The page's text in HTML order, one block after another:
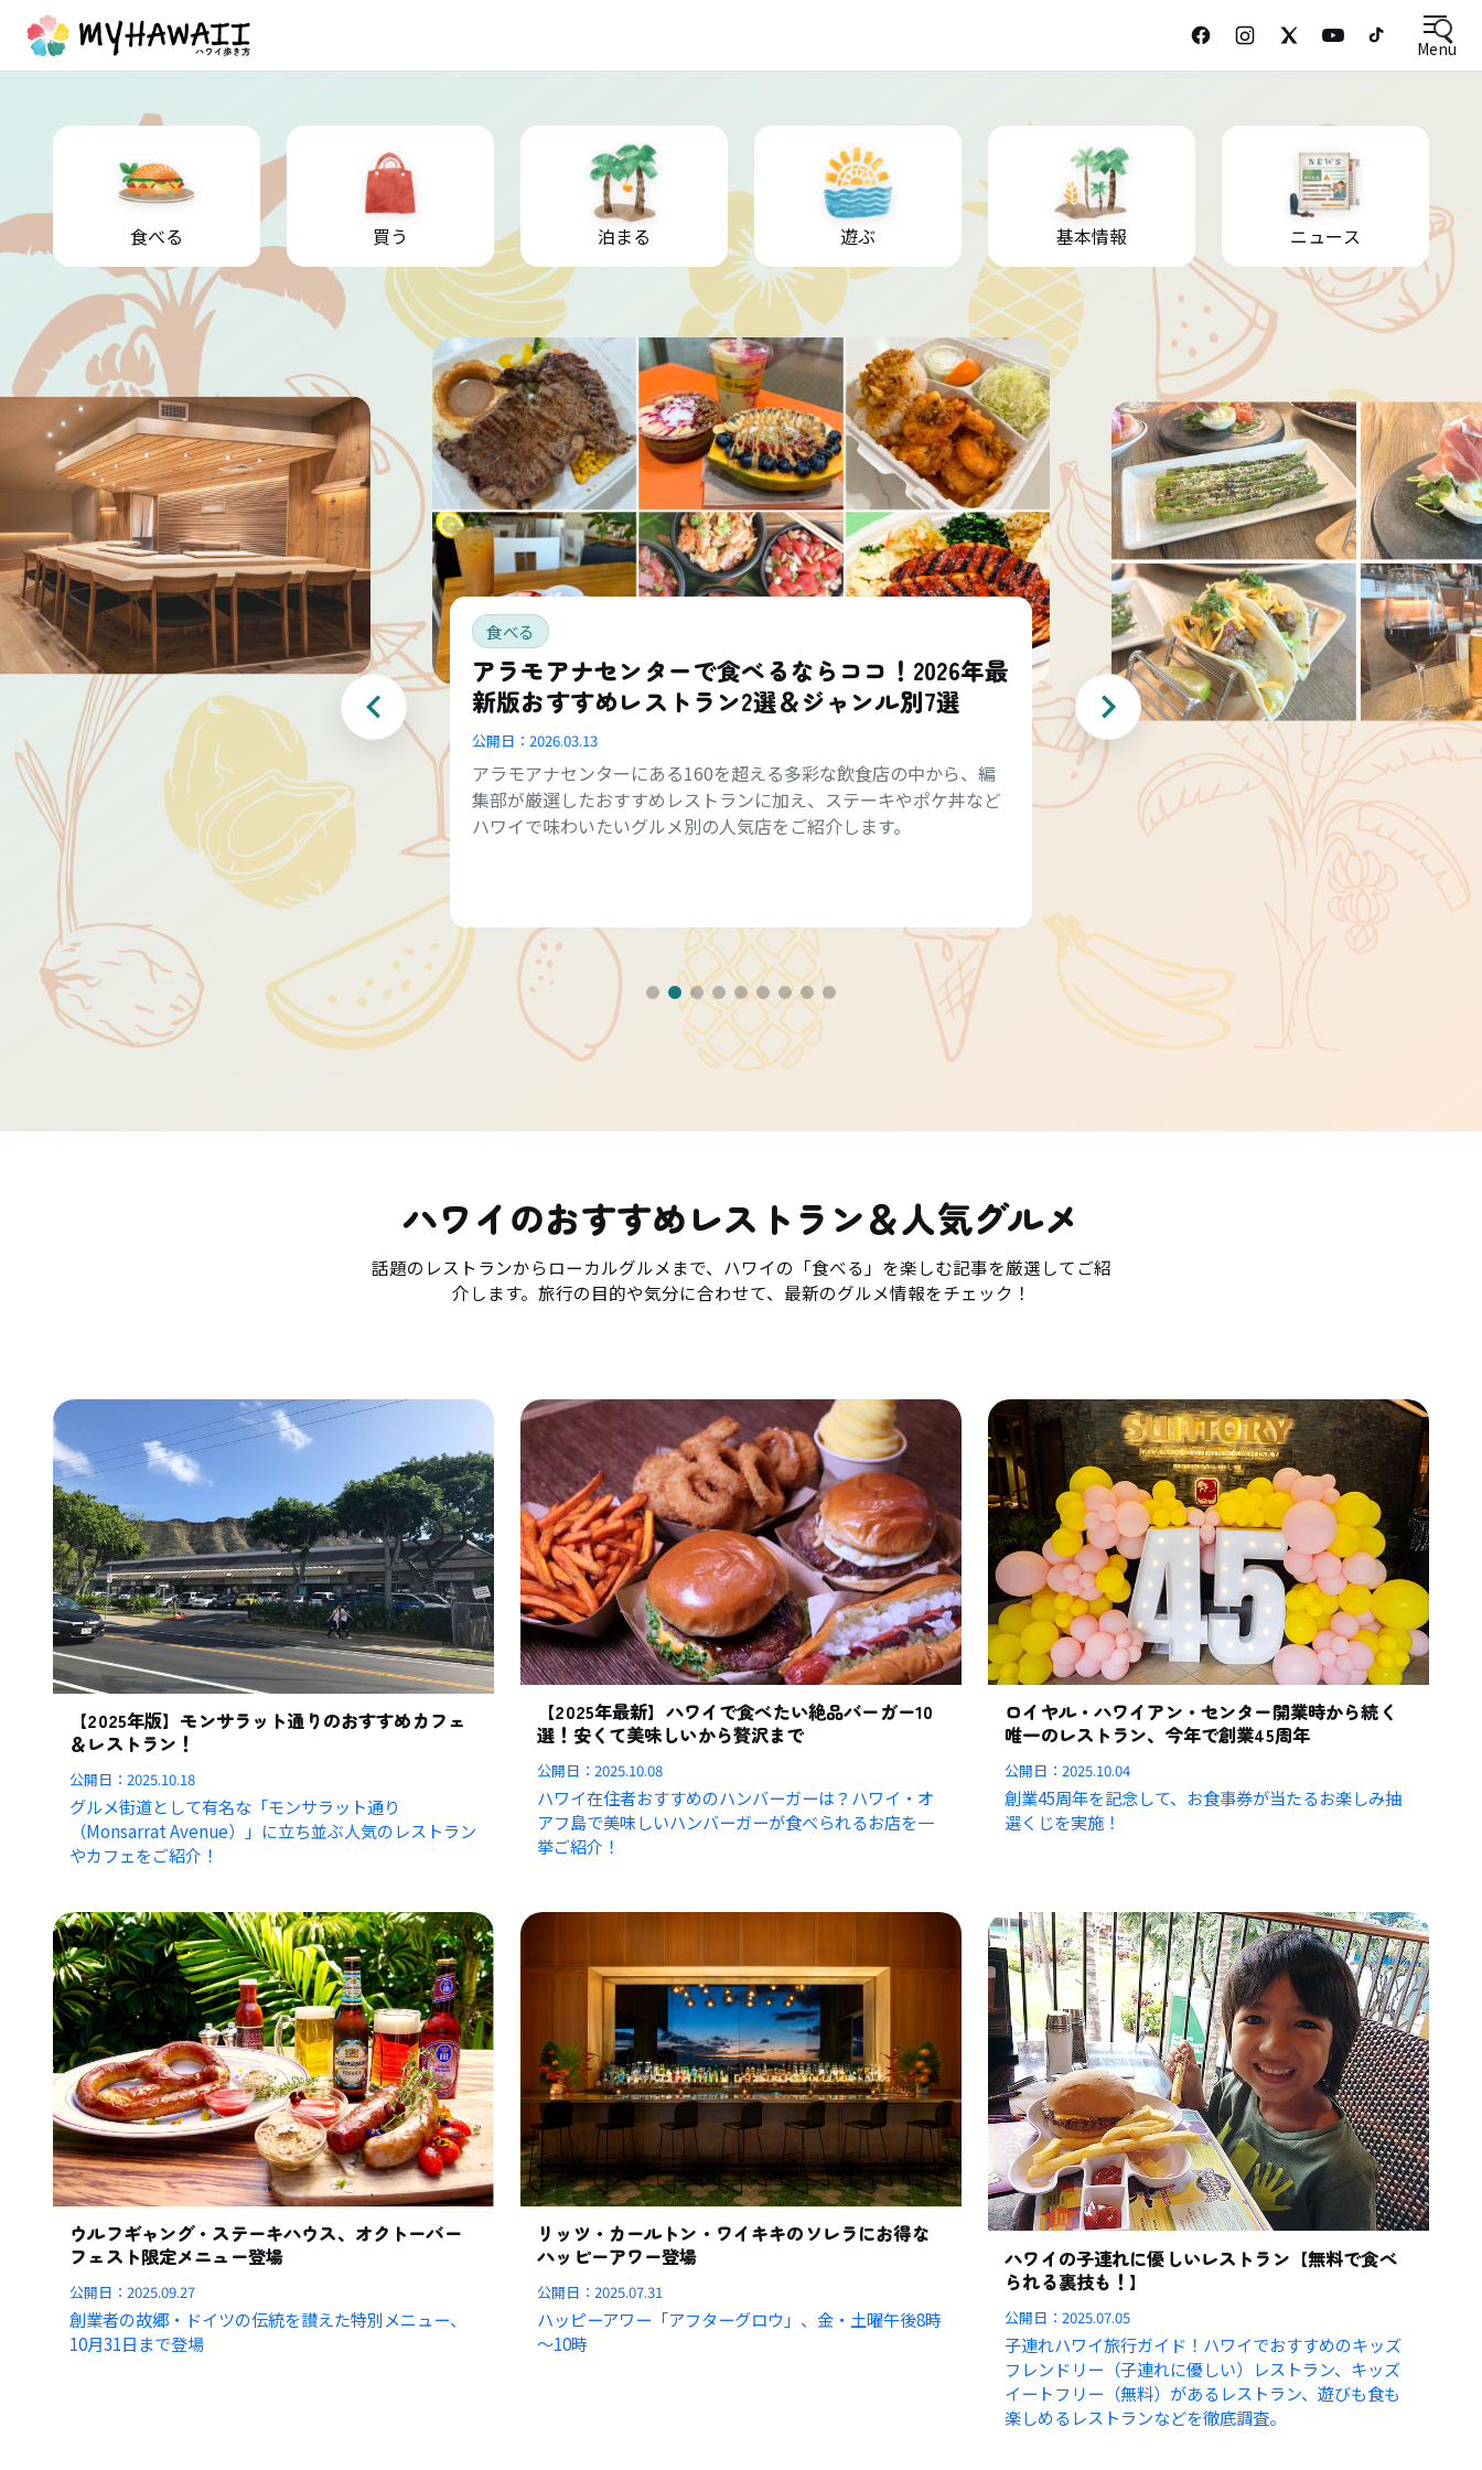
Menu
食べる 買う 泊まる 遊ぶ 基本情報 ニュース
食べる
アラモアナセンターで食べるならココ！2026年最
新版おすすめレストラン2選＆ジャンル別7選
公開日： 2026.03.13
アラモアナセンターにある160を超える多彩な飲食店の中から、編
集部が厳選したおすすめレストランに加え、ステーキやポケ丼など
ハワイで味わいたいグルメ別の人気店をご紹介します。
ハワイのおすすめレストラン＆人気グルメ
話題のレストランからローカルグルメまで、ハワイの「食べる」を楽しむ記事を厳選してご紹
介します。旅行の目的や気分に合わせて、最新のグルメ情報をチェック！
【2025年版】モンサラット通りのおすすめカフェ
＆レストラン！
公開日：2025.10.18
グルメ街道として有名な「モンサラット通り
（Monsarrat Avenue）」に立ち並ぶ人気のレストラン
やカフェをご紹介！
【2025年最新】ハワイで食べたい絶品バーガー10
選！安くて美味しいから贅沢まで
公開日：2025.10.08
ハワイ在住者おすすめのハンバーガーは？ハワイ・オ
アフ島で美味しいハンバーガーが食べられるお店を一
挙ご紹介！
ロイヤル・ハワイアン・センター開業時から続く
唯一のレストラン、今年で創業45周年
公開日：2025.10.04
創業45周年を記念して、お食事券が当たるお楽しみ抽
選くじを実施！
ウルフギャング・ステーキハウス、オクトーバー
フェスト限定メニュー登場
公開日：2025.09.27
創業者の故郷・ドイツの伝統を讃えた特別メニュー、
10月31日まで登場
リッツ・カールトン・ワイキキのソレラにお得な
ハッピーアワー登場
公開日：2025.07.31
ハッピーアワー「アフターグロウ」、金・土曜午後8時
～10時
ハワイの子連れに優しいレストラン【無料で食べ
られる裏技も！】
公開日：2025.07.05
子連れハワイ旅行ガイド！ハワイでおすすめのキッズ
フレンドリー（子連れに優しい）レストラン、キッズ
イートフリー（無料）があるレストラン、遊びも食も
楽しめるレストランなどを徹底調査。